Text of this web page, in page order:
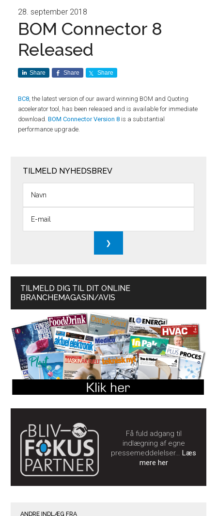
28. september 2018
BOM Connector 8
Released
Share Share Share
BC8, the latest version of our award winning BOM and Quoting
accelerator tool, has been released and is available for immediate
download.BOM Connector Version 8 is a substantial
performance upgrade.
TILMELD NYHEDSBREV
TILMELD DIG TIL DIT ONLINE
BRANCHEMAGASIN/AVIS
Få fuld adgang til
indlægning af egne
pressemeddelelser…Læs
mere her
ANDRE INDLÆG FRA